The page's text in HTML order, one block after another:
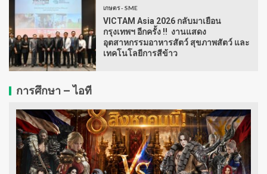
เกษตร - SME
VICTAM Asia 2026 กลับมาเยือน
กรุงเทพฯ อีกครั้ง !! งานแสดง
อุตสาหกรรมอาหารสัตว์ สุขภาพสัตว์ และ
เทคโนโลยีการสีข้าว
การศึกษา – ไอที